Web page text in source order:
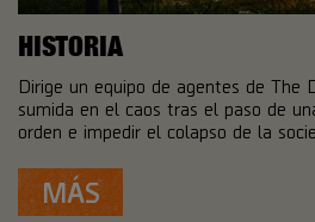
HISTORIA
Dirige un equipo de agentes de The
sumida en el caos tras el paso de
orden e impedir el colapso de la
MÁS